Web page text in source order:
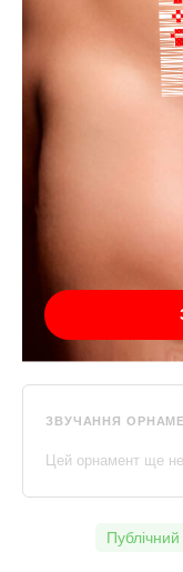
ЗВУЧАННЯ
Цей орнамент ще
Публічний